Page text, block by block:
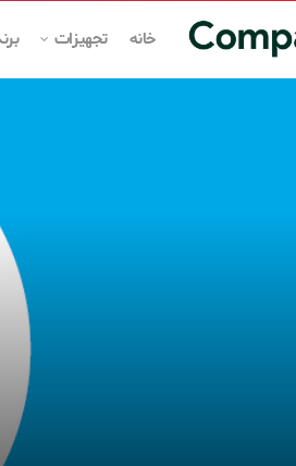
خانه تجهیزات